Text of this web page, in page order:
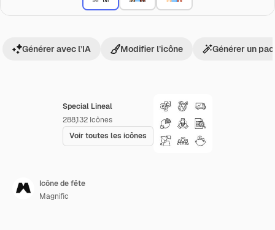
Special Lineal
288,132 Icônes
Voir toutes les icônes
Générer avec l’IA Modifier l’icône Générer un
Icône de fête
Magnific